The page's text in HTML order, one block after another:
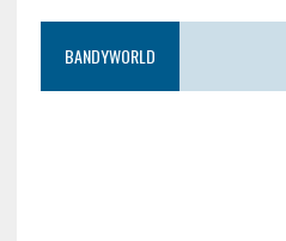
BANDYWORLD